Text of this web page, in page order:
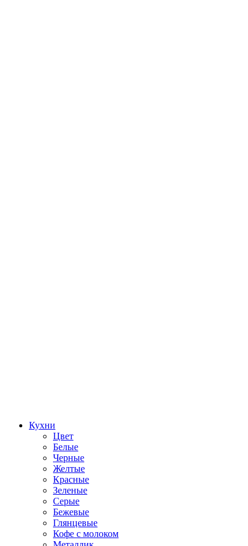
Кухни
Цвет
Белые
Черные
Желтые
Красные
Зеленые
Серые
Бежевые
Глянцевые
Кофе с молоком